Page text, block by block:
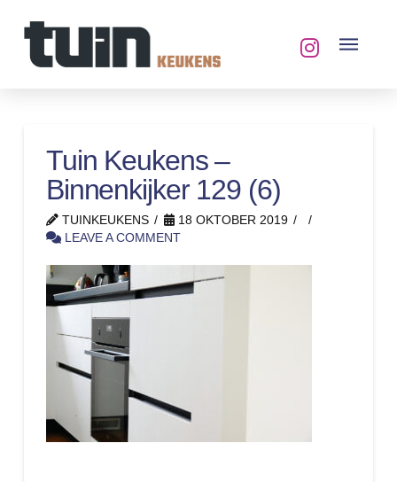
Tuin Keukens –
Binnenkijker 129 (6)
TUINKEUKENS
18 OKTOBER 2019
LEAVE A COMMENT